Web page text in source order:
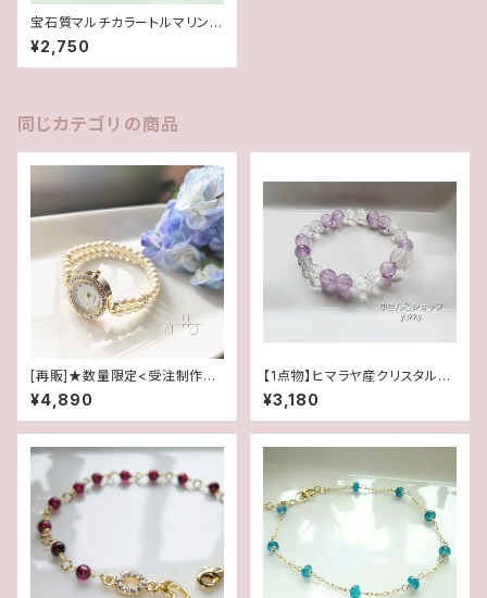
宝石質マルチカラートルマリンA
AA＊ボタン＊ブレス
¥2,750
同じカテゴリの商品
[再販]★数量限定<受注制作>
ブレス腕時計＊石付ホワイト(パ
ール5mm･クリーム系ゴールド)
¥4,890
【1点物】ヒマラヤ産クリスタルク
ォーツ12mm✽ライトアメジスト
✽クリスタル★ブレス
¥3,180